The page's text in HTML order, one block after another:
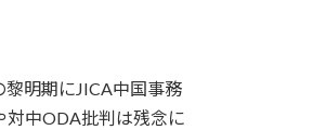
明期にJICA中国事務
対中ODA批判は残念に